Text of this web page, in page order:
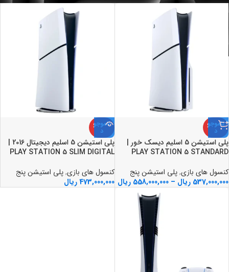
ناموجو
د
پلی استیشن 5 اسلیم دیسک خور |
PLAY STATION 5 STANDARD
کنسول های بازی,پلی استیشن پنج
537,000,000 ریال –
558,000,000 ریال
ناموجو
د
پلی استیشن 5 اسلیم دیجیتال 2016 |
PLAY STATION 5 SLIM DIGITAL
کنسول های بازی, پلی استیشن پنج
473,000,000 ریال